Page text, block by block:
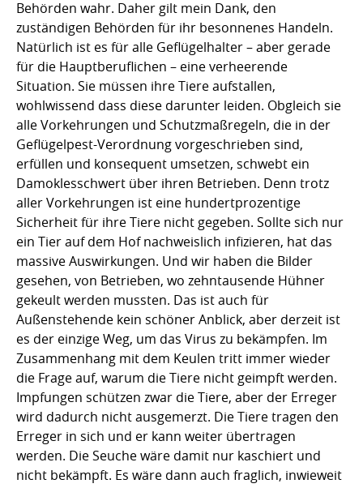
Behörden wahr. Daher gilt mein Dank, den
zuständigen Behörden für ihr besonnenes Handeln.
Natürlich ist es für alle Geflügelhalter – aber gerade
für die Hauptberuflichen – eine verheerende
Situation. Sie müssen ihre Tiere aufstallen,
wohlwissend dass diese darunter leiden. Obgleich sie
alle Vorkehrungen und Schutzmaßregeln, die in der
Geflügelpest-Verordnung vorgeschrieben sind,
erfüllen und konsequent umsetzen, schwebt ein
Damoklesschwert über ihren Betrieben. Denn trotz
aller Vorkehrungen ist eine hundertprozentige
Sicherheit für ihre Tiere nicht gegeben. Sollte sich nur
ein Tier auf dem Hof nachweislich infizieren, hat das
massive Auswirkungen. Und wir haben die Bilder
gesehen, von Betrieben, wo zehntausende Hühner
gekeult werden mussten. Das ist auch für
Außenstehende kein schöner Anblick, aber derzeit ist
es der einzige Weg, um das Virus zu bekämpfen. Im
Zusammenhang mit dem Keulen tritt immer wieder
die Frage auf, warum die Tiere nicht geimpft werden.
Impfungen schützen zwar die Tiere, aber der Erreger
wird dadurch nicht ausgemerzt. Die Tiere tragen den
Erreger in sich und er kann weiter übertragen
werden. Die Seuche wäre damit nur kaschiert und
nicht bekämpft. Es wäre dann auch fraglich, inwieweit